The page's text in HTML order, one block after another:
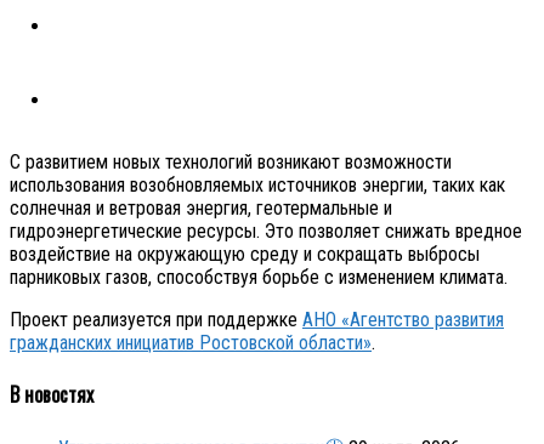
С развитием новых технологий возникают возможности
использования возобновляемых источников энергии, таких как
солнечная и ветровая энергия, геотермальные и
гидроэнергетические ресурсы. Это позволяет снижать вредное
воздействие на окружающую среду и сокращать выбросы
парниковых газов, способствуя борьбе с изменением климата.
Проект реализуется при поддержке АНО «Агентство развития
гражданских инициатив Ростовской области».
В новостях